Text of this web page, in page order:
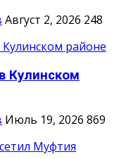
Август 2, 2026 248
Кулинском
Июль 19, 2026 869